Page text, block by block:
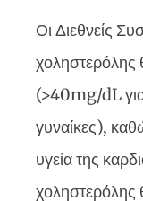
Οι Διεθνείς
χοληστερόλης
(>40mg/dL για
γυναίκες),
υγεία της
χοληστερόλης